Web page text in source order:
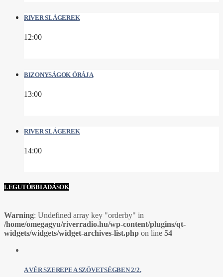
RIVER SLÁGEREK
12:00
BIZONYSÁGOK ÓRÁJA
13:00
RIVER SLÁGEREK
14:00
LEGUTÓBBI ADÁSOK
Warning: Undefined array key "orderby" in
/home/omegagyu/riverradio.hu/wp-content/plugins/qt-
widgets/widgets/widget-archives-list.php on line 54
A VÉR SZEREPE A SZÖVETSÉGBEN 2/2.